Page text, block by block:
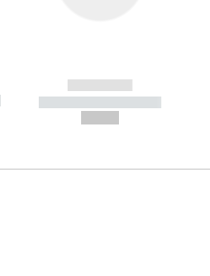
------------
----------- -----------